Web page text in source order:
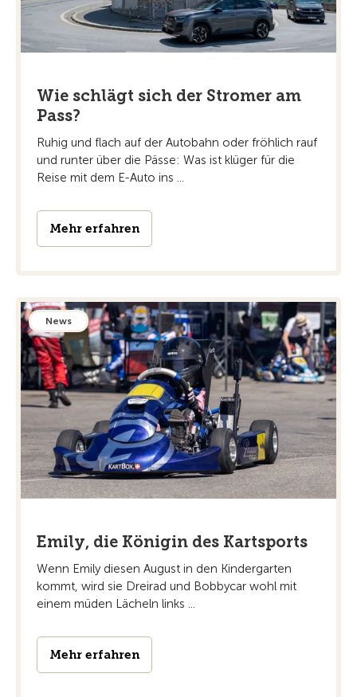
Wie schlägt sich der Stromer am
Pass?
Ruhig und flach auf der Autobahn oder fröhlich rauf
und runter über die Pässe: Was ist klüger für die
Reise mit dem E-Auto ins ...
Mehr erfahren
News
Emily, die Königin des Kartsports
Wenn Emily diesen August in den Kindergarten
kommt, wird sie Dreirad und Bobbycar wohl mit
einem müden Lächeln links ...
Mehr erfahren